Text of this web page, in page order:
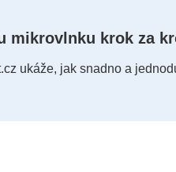
mikrovlnku krok za
ukáže, jak snadno a